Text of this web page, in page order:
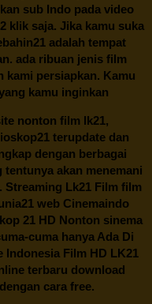
sub Indo pada video
klik saja. Jika kamu suka
adalah tempat
ada ribuan jenis film
kami persiapkan. Kamu
kamu inginkan
nonton film lk21,
terupdate dan
dengan berbagai
akan menemani
Streaming Lk21 Film film
web Cinemaindo
21 HD Nonton sinema
cuma hanya Ada Di
Film HD LK21
terbaru download
cara free.